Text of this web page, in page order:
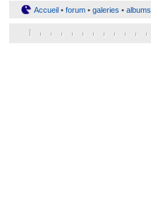
Accueil • forum • galeries • albums